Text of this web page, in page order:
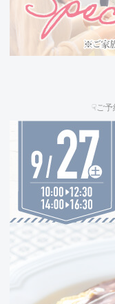
☟ご